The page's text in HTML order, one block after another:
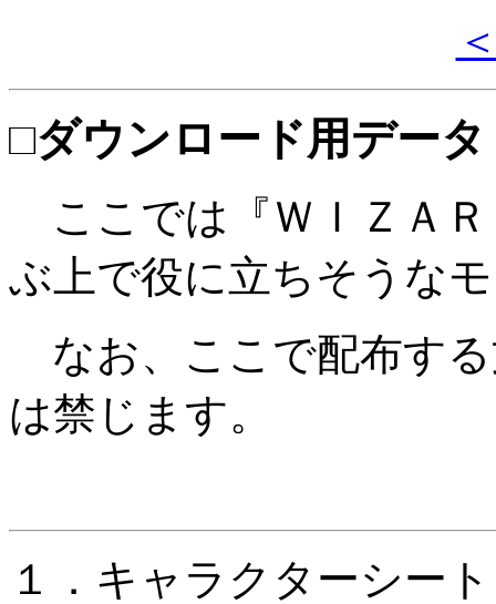
□ダウンロード用データ
ここでは『ＷＩＺＡ
ぶ上で役に立ちそうな
なお、ここで配布す
は禁じます。
１．キャラクターシート